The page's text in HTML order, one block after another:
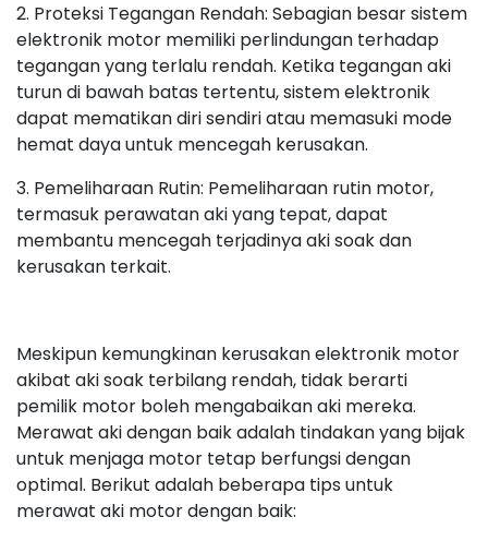
2. Proteksi Tegangan Rendah: Sebagian besar sistem
elektronik motor memiliki perlindungan terhadap
tegangan yang terlalu rendah. Ketika tegangan aki
turun di bawah batas tertentu, sistem elektronik
dapat mematikan diri sendiri atau memasuki mode
hemat daya untuk mencegah kerusakan.
3. Pemeliharaan Rutin: Pemeliharaan rutin motor,
termasuk perawatan aki yang tepat, dapat
membantu mencegah terjadinya aki soak dan
kerusakan terkait.
Meskipun kemungkinan kerusakan elektronik motor
akibat aki soak terbilang rendah, tidak berarti
pemilik motor boleh mengabaikan aki mereka.
Merawat aki dengan baik adalah tindakan yang bijak
untuk menjaga motor tetap berfungsi dengan
optimal. Berikut adalah beberapa tips untuk
merawat aki motor dengan baik: